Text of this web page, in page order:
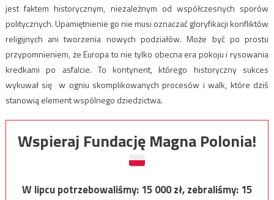
jest faktem historycznym, niezależnym od współczesnych sporów
politycznych. Upamiętnienie go nie musi oznaczać gloryfikacji konfliktów
religijnych ani tworzenia nowych podziałów. Może być po prostu
przypomnieniem, że Europa to nie tylko obecna era pokoju i rysowania
kredkami po asfalcie. To kontynent, którego historyczny sukces
wykuwał się w ogniu skomplikowanych procesów i walk, które dziś
stanowią element wspólnego dziedzictwa.
Wspieraj Fundację Magna Polonia!
W lipcu potrzebowaliśmy:15 000zł, zebraliśmy:15